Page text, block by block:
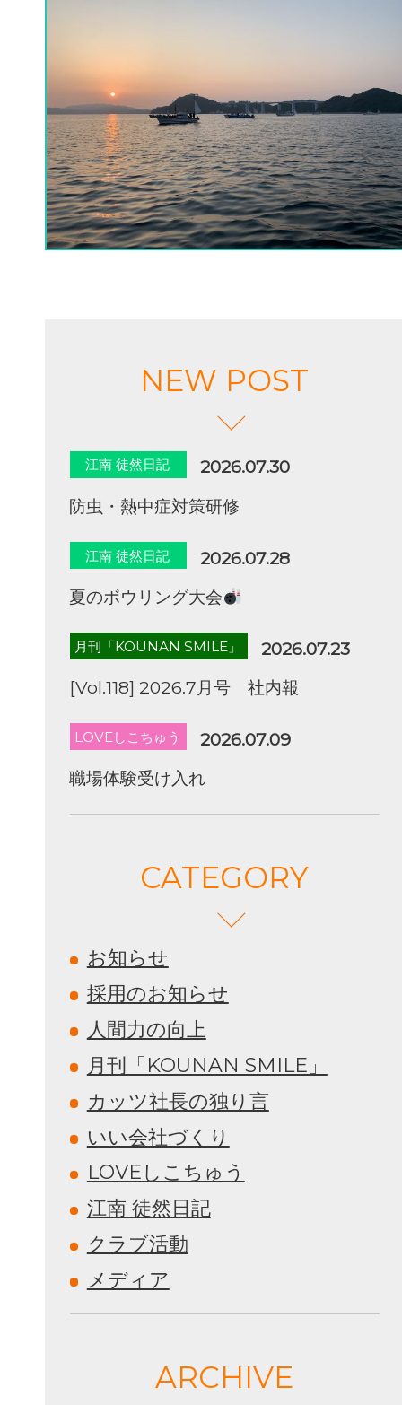
NEW POST
江南 徒然日記
2026.07.30
防虫・熱中症対策研修
江南 徒然日記
2026.07.28
夏のボウリング大会
月刊「KOUNAN SMILE」
2026.07.23
[Vol.118] 2026.7月号 社内報
LOVEしこちゅう
2026.07.09
職場体験受け入れ
CATEGORY
お知らせ
採用のお知らせ
人間力の向上
月刊「KOUNAN SMILE」
カッツ社長の独り言
いい会社づくり
LOVEしこちゅう
江南 徒然日記
クラブ活動
メディア
ARCHIVE